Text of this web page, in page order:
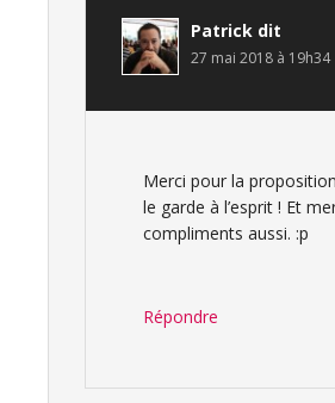
Patrick dit
27 mai 2018 à 19h34
Merci pour la
le garde à l’esprit ! Et
compliments aussi. :p
Répondre